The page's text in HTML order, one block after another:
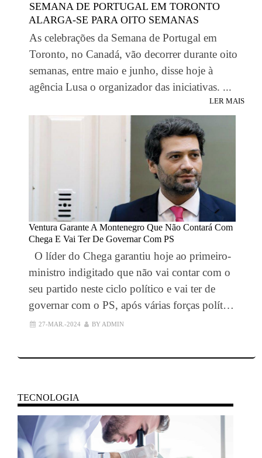
SEMANA DE PORTUGAL EM TORONTO
ALARGA-SE PARA OITO SEMANAS
As celebrações da Semana de Portugal em
Toronto, no Canadá, vão decorrer durante oito
semanas, entre maio e junho, disse hoje à
agência Lusa o organizador das iniciativas. ...
LER MAIS
Ventura Garante A Montenegro Que Não Contará Com
Chega E Vai Ter De Governar Com PS
O líder do Chega garantiu hoje ao primeiro-
ministro indigitado que não vai contar com o
seu partido neste ciclo político e vai ter de
governar com o PS, após várias forças polít…
27-MAR.-2024 BY ADMIN
TECNOLOGIA